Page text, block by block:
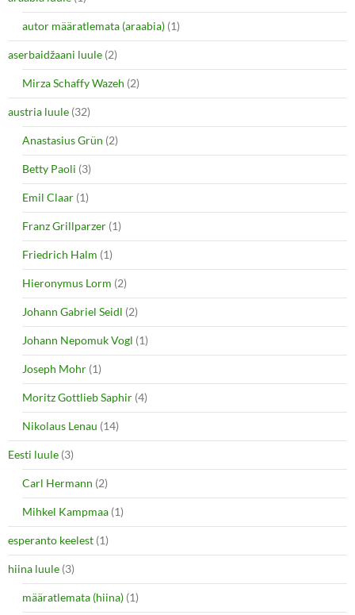
n
n
w
w
i
n
d
o
)
n
i
n
n
e
w
w
i
n
d
w
)
autor määratlemata (araabia) (1)
aserbaidžaani luule (2)
Mirza Schaffy Wazeh (2)
austria luule (32)
Anastasius Grün (2)
Betty Paoli (3)
Emil Claar (1)
Franz Grillparzer (1)
Friedrich Halm (1)
Hieronymus Lorm (2)
Johann Gabriel Seidl (2)
Johann Nepomuk Vogl (1)
Joseph Mohr (1)
Moritz Gottlieb Saphir (4)
Nikolaus Lenau (14)
Eesti luule (3)
Carl Hermann (2)
Mihkel Kampmaa (1)
esperanto keelest (1)
hiina luule (3)
määratlemata (hiina) (1)